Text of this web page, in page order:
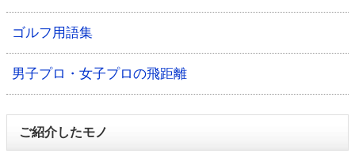
ゴルフ用語集
男子プロ・女子プロの飛距離
ご紹介したモノ